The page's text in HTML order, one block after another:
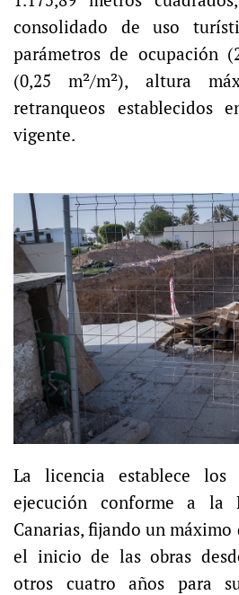
consolidado de uso
parámetros de ocupación
(0,25 m²/m²), altura
retranqueos establecidos
vigente.
La licencia establece los
ejecución conforme a la
Canarias, fijando un máximo
el inicio de las obras
otros cuatro años para